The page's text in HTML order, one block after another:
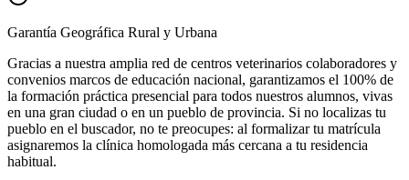
Garantía Geográfica Rural y Urbana
Gracias a nuestra amplia red de centros veterinarios colaboradores y
convenios marcos de educación nacional, garantizamos el 100% de
la formación práctica presencial para todos nuestros alumnos, vivas
en una gran ciudad o en un pueblo de provincia. Si no localizas tu
pueblo en el buscador, no te preocupes: al formalizar tu matrícula
asignaremos la clínica homologada más cercana a tu residencia
habitual.